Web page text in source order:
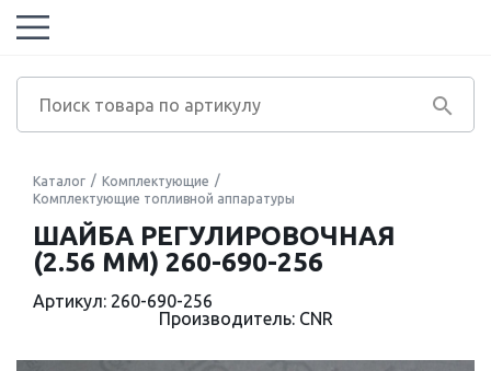
Каталог
Комплектующие
Комплектующие топливной аппаратуры
ШАЙБА РЕГУЛИРОВОЧНАЯ
(2.56 MM) 260-690-256
Артикул: 260-690-256
Производитель: CNR